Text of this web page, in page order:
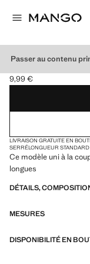
Passer au contenu
T-SHIRT
Prix actuel [9,99 € ]
9,99 €
Choisissez une couleur
LIVRAISON GRATUITE EN
SERRÉLONGUEUR STANDARD
Ce modèle uni à la
longues
DÉTAILS,
MESURES
DISPONIBILITÉ EN